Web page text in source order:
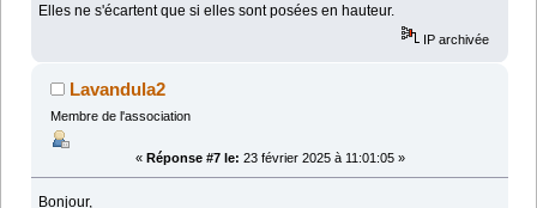
Elles ne s'écartent que si elles sont posées en hauteur.
IP archivée
Lavandula2
Membre de l'association
« Réponse #7 le: 23 février 2025 à 11:01:05 »
Bonjour,